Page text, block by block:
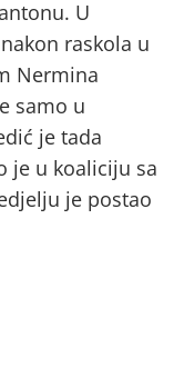
U
raskola u
Nermina
samo u
je tada
je u koaliciju sa
je postao